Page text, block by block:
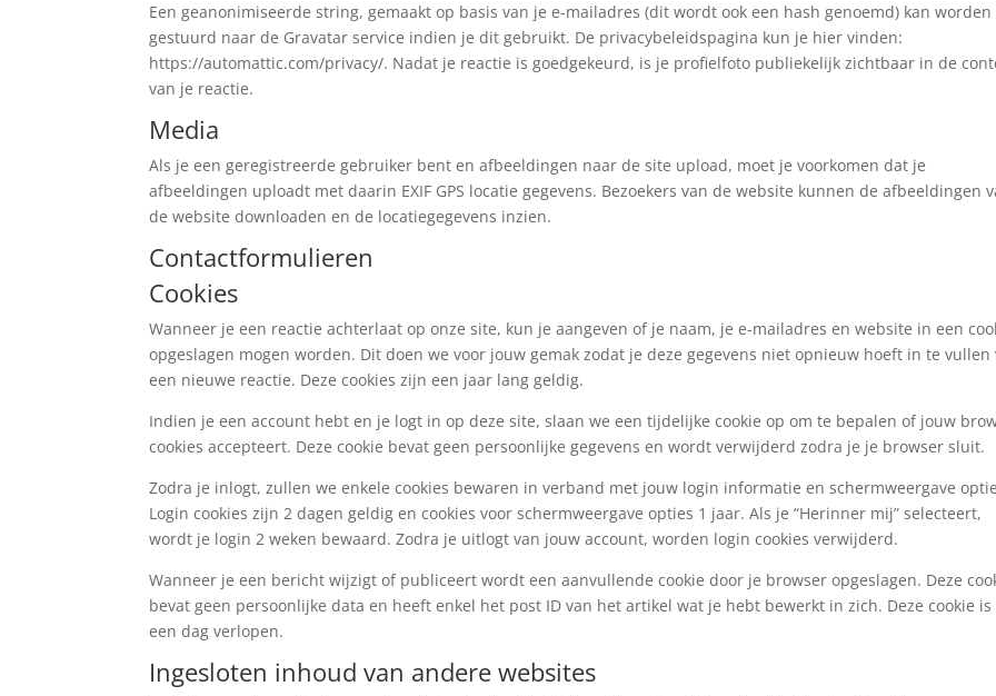
Een geanonimiseerde string, gemaakt op basis van je e-mailadres (dit wordt ook een hash genoemd) kan worden
gestuurd naar de Gravatar service indien je dit gebruikt. De privacybeleidspagina kun je hier vinden:
https://automattic.com/privacy/. Nadat je reactie is goedgekeurd, is je profielfoto publiekelijk zichtbaar in de
van je reactie.
Media
Als je een geregistreerde gebruiker bent en afbeeldingen naar de site upload, moet je voorkomen dat je
afbeeldingen uploadt met daarin EXIF GPS locatie gegevens. Bezoekers van de website kunnen de afbeeldingen
de website downloaden en de locatiegegevens inzien.
Contactformulieren
Cookies
Wanneer je een reactie achterlaat op onze site, kun je aangeven of je naam, je e-mailadres en website in een
opgeslagen mogen worden. Dit doen we voor jouw gemak zodat je deze gegevens niet opnieuw hoeft in te vullen
een nieuwe reactie. Deze cookies zijn een jaar lang geldig.
Indien je een account hebt en je logt in op deze site, slaan we een tijdelijke cookie op om te bepalen of jouw
cookies accepteert. Deze cookie bevat geen persoonlijke gegevens en wordt verwijderd zodra je je browser sluit.
Zodra je inlogt, zullen we enkele cookies bewaren in verband met jouw login informatie en schermweergave
Login cookies zijn 2 dagen geldig en cookies voor schermweergave opties 1 jaar. Als je “Herinner mij” selecteert,
wordt je login 2 weken bewaard. Zodra je uitlogt van jouw account, worden login cookies verwijderd.
Wanneer je een bericht wijzigt of publiceert wordt een aanvullende cookie door je browser opgeslagen. Deze
bevat geen persoonlijke data en heeft enkel het post ID van het artikel wat je hebt bewerkt in zich. Deze cookie is
een dag verlopen.
Ingesloten inhoud van andere websites